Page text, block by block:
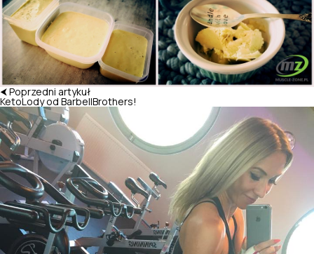
⮜ Poprzedni artykuł
KetoLody od BarbellBrothers!